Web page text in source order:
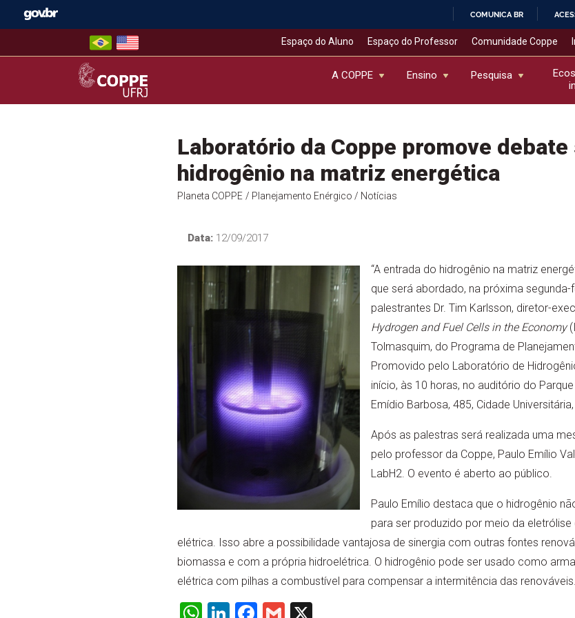
COMUNICA BR
Espaço do Aluno Espaço do Professor Comunidade Coppe
COPPE – UFRJ
A COPPE Ensino Pesquisa
Laboratório da Coppe promove
hidrogênio na matriz energética
Planeta COPPE / Planejamento Enérgico / Notícias
Data:12/09/2017
“A entrada do hidrogênio na matriz
que será abordado, na próxima
palestrantes Dr. Tim Karlsson, diretor-
Hydrogen and Fuel Cells in the Economy
Tolmasquim, do Programa de
Promovido pelo Laboratório de
início, às 10 horas, no auditório do
Emídio Barbosa, 485, Cidade
Após as palestras será realizada uma
pelo professor da Coppe, Paulo Emílio
LabH2. O evento é aberto ao público.
Paulo Emílio destaca que o hidrogênio
para ser produzido por meio da
elétrica. Isso abre a possibilidade vantajosa de sinergia com outras fontes
biomassa e com a própria hidroelétrica. O hidrogênio pode ser usado como
elétrica com pilhas a combustível para compensar a intermitência das renováveis.